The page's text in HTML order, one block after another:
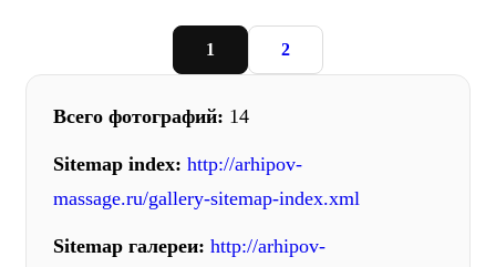
1 2
Всего фотографий: 14
Sitemap index: http://arhipov-
massage.ru/gallery-sitemap-index.xml
Sitemap галереи: http://arhipov-